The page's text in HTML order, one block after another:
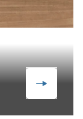
Palubní